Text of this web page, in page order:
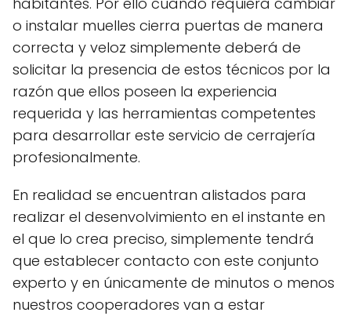
o instalar muelles cierra puertas de manera
correcta y veloz simplemente deberá de
solicitar la presencia de estos técnicos por la
razón que ellos poseen la experiencia
requerida y las herramientas competentes
para desarrollar este servicio de cerrajería
profesionalmente.
En realidad se encuentran alistados para
realizar el desenvolvimiento en el instante en
el que lo crea preciso, simplemente tendrá
que establecer contacto con este conjunto
experto y en únicamente de minutos o menos
nuestros cooperadores van a estar